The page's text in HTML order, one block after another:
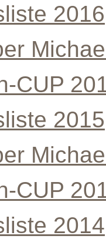
2016
CUP
2015
CUP
2014